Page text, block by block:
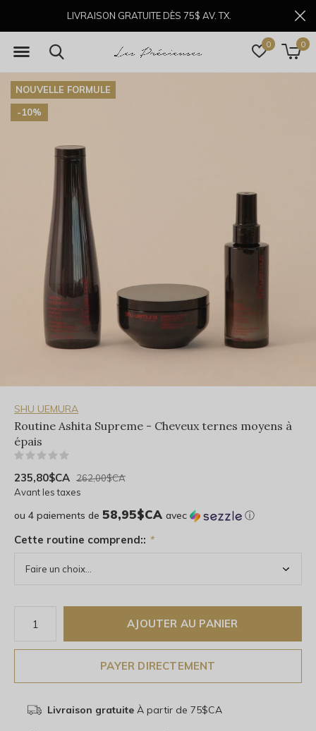
0 0
LIVRAISON GRATUITE DÈS 75$ AV. TX.
NOUVELLE FORMULE
-10%
SHU UEMURA
Routine Ashita Supreme - Cheveux ternes moyens à
épais
235,80$CA 262,00$CA
Avant les taxes
ou 4 paiements de 58,95$CA avec ⓘ
Cette routine comprend:: *
AJOUTER AU PANIER
PAYER DIRECTEMENT
Livraison gratuiteÀ partir de 75$CA